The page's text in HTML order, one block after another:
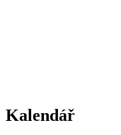
Kalendář